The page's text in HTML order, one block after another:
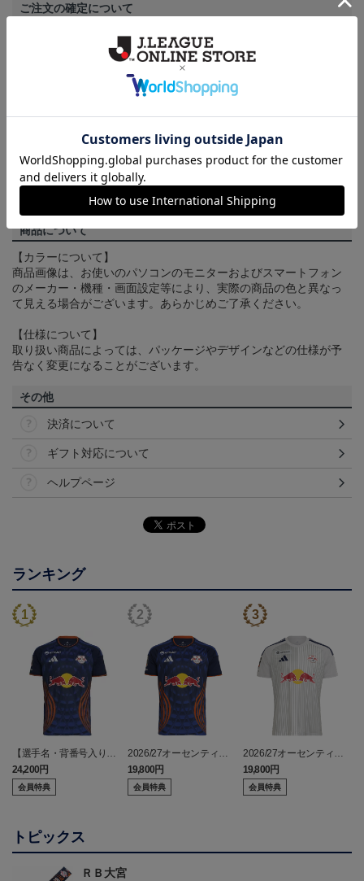
ご注文の確定について
買い物かごに入れるだけでは在庫は確保されませんので、お早め
にご購入手続きをお済ませください。
配送方法について
一部商品はメール便でのお届けとなる場合がございます。詳しく
ヘルプページをご確認ください。
商品について
【カラーについて】
商品画像は、お使いのパソコンのモニターおよびスマートフォン
のメーカー・機種・画面設定等により、実際の商品の色と異なっ
て見える場合がございます。あらかじめご了承ください。
【仕様について】
取り扱い商品によっては、パッケージやデザインなどの仕様が予
告なく変更になることがございます。
その他
決済について
ギフト対応について
ヘルプページ
ランキング
【選手名・背番号入り】
2026/27オーセンティッ
クユニフォーム（フィー
ルド1st）
24,200円
会員特典
2026/27オーセンティッ
クユニフォーム（フィー
ルド1st）
19,800円
会員特典
2026/27オーセンティッ
クユニフォーム（フィー
ルド2nd）
19,800円
会員特典
トピックス
ＲＢ大宮